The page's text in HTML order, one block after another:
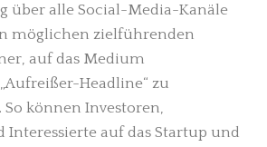
über alle Social-Media-Kanäle
möglichen zielführenden
auf das Medium
Headline“ zu
können Investoren,
Interessierte auf das Startup und